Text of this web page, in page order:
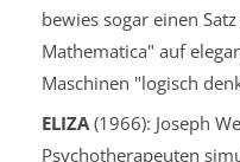
bewies sogar einen
Mathematica" auf
Maschinen "logisch
ELIZA(1966): Joseph
Psychotherapeuten